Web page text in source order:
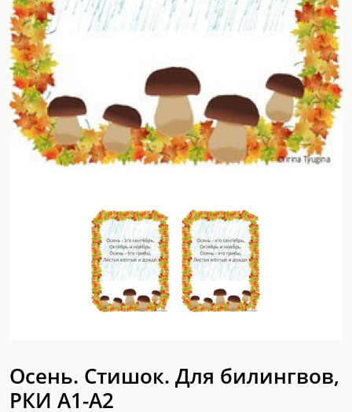
Осень. Стишок. Для билингвов,
РКИ А1-А2